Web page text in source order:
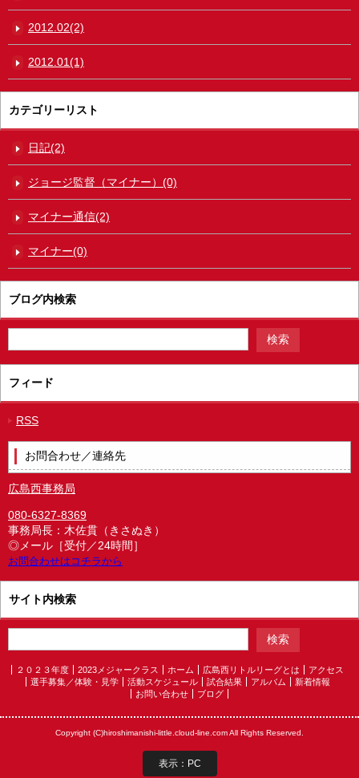
2012.02(2)
2012.01(1)
カテゴリーリスト
日記(2)
ジョージ監督（マイナー）(0)
マイナー通信(2)
マイナー(0)
ブログ内検索
フィード
RSS
お問合わせ／連絡先
広島西事務局
080-6327-8369
事務局長：木佐貫（きさぬき）
◎メール［受付／24時間］
お問合わせはコチラから
サイト内検索
２０２３年度 2023メジャークラス ホーム 広島西リトルリーグとは
アクセス
選手募集／体験・見学
活動スケジュール 試合結果 アルバム
新着情報
お問い合わせ
ブログ
Copyright (C)hiroshimanishi-little.cloud-line.com All Rights Reserved.
表示：PC